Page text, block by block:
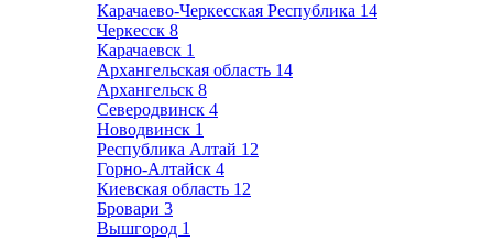
Карачаево-Черкесская Республика 14
Черкесск 8
Карачаевск 1
Архангельская область 14
Архангельск 8
Северодвинск 4
Новодвинск 1
Республика Алтай 12
Горно-Алтайск 4
Киевская область 12
Бровари 3
Вышгород 1